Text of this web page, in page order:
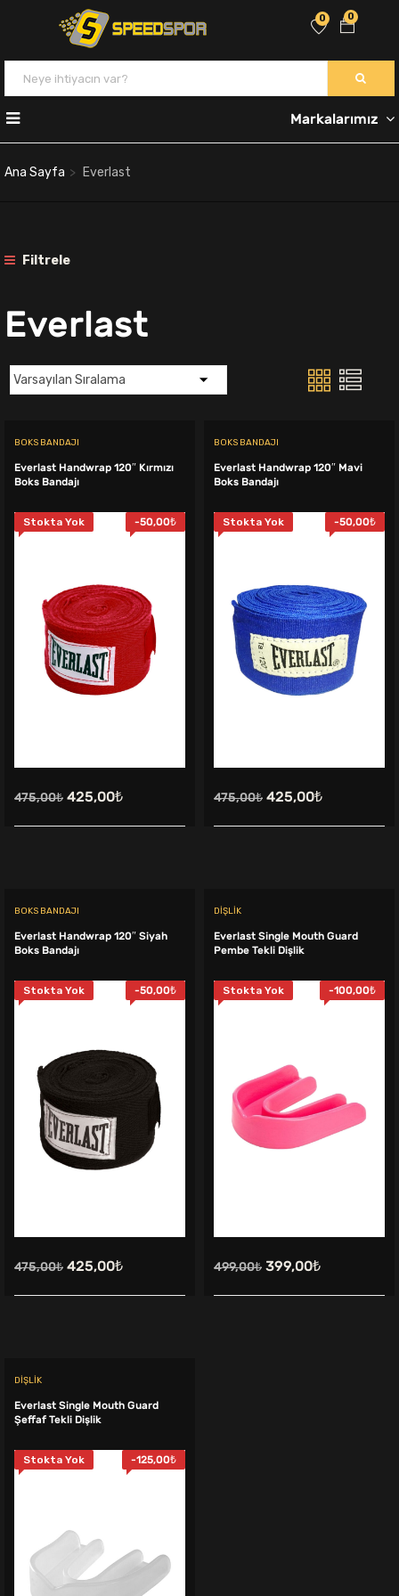
0
0
Markalarımız
Ana Sayfa Everlast
Filtrele
Everlast
BOKS BANDAJI
Everlast Handwrap 120″ Kırmızı
Boks Bandajı
Stokta Yok -50,00₺
475,00₺ Orijinal
fiyat:
425,00₺Şu
andaki
BOKS BANDAJI
Everlast Handwrap 120″ Mavi
Boks Bandajı
Stokta Yok -50,00₺
475,00₺ Orijinal
fiyat:
425,00₺Şu
andaki
BOKS BANDAJI
Everlast Handwrap 120″ Siyah
Boks Bandajı
Stokta Yok -50,00₺
475,00₺ Orijinal
fiyat:
425,00₺Şu
andaki
DIŞLIK
Everlast Single Mouth Guard
Pembe Tekli Dişlik
Stokta Yok -100,00₺
499,00₺ Orijinal
fiyat:
399,00₺Şu
andaki
DIŞLIK
Everlast Single Mouth Guard
Şeffaf Tekli Dişlik
Stokta Yok -125,00₺